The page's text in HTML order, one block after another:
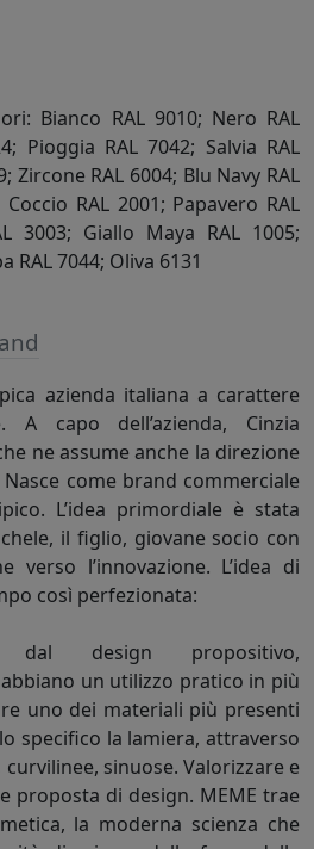
Bianco RAL 9010; Nero RAL
Pioggia RAL 7042; Salvia RAL
Zircone RAL 6004; Blu Navy RAL
RAL 2001; Papavero RAL
3003; Giallo Maya RAL 1005;
RAL 7044; Oliva 6131
azienda italiana a carattere
A capo dell’azienda, Cinzia
ne assume anche la direzione
come brand commerciale
L’idea primordiale è stata
il figlio, giovane socio con
verso l’innovazione. L’idea di
così perfezionata:
dal design propositivo,
un utilizzo pratico in più
uno dei materiali più presenti
specifico la lamiera, attraverso
sinuose. Valorizzare e
proposta di design. MEME trae
la moderna scienza che